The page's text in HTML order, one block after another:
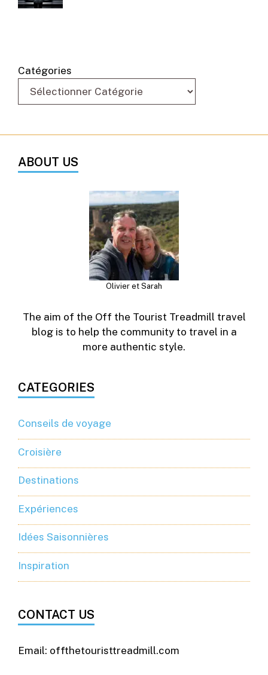
Catégories
ABOUT US
Olivier et Sarah
The aim of the Off the Tourist Treadmill travel
blog is to help the community to travel in a
more authentic style.
CATEGORIES
Conseils de voyage
Croisière
Destinations
Expériences
Idées Saisonnières
Inspiration
CONTACT US
Email: offthetouristtreadmill.com